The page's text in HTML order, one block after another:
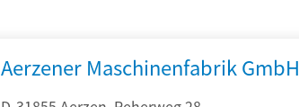
Aerzener Maschinenfabrik GmbH